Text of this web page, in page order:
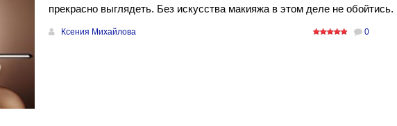
прекрасно выглядеть. Без искусства макияжа в этом деле не обойтись.
Ксения Михайлова 0